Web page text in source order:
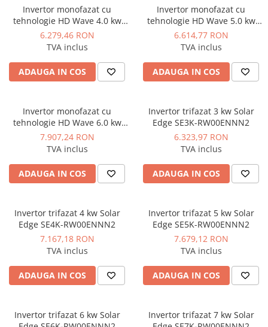
Panouri solare plane
Pachete complete panouri solare
Echipamente pentru panouri
Panouri solare fotovoltaice
Aparate de aer conditionat
Perdele de aer
Ventiloconvectoare si sisteme VRF
Chillere
Rooftop-uri pentru racire si
Dulapuri pentru climatizare
Unitati motocondensante
Sisteme evaporative de climatizare
Ventilatoare pentru baie
Ventilatoare pentru tubulatura
Recuperatoare de caldura
Invertor monofazat cu
tehnologie HD Wave 4.0 kw
Solar Edge SE4000H
6.279,46 RON
TVA inclus
ADAUGA IN COS
Invertor monofazat cu
tehnologie HD Wave 5.0 kw
Solar Edge SE5000H
6.614,77 RON
TVA inclus
ADAUGA IN COS
Invertor monofazat cu
tehnologie HD Wave 6.0 kw
Solar Edge SE6000H
7.907,24 RON
TVA inclus
ADAUGA IN COS
Invertor trifazat 3 kw Solar
Edge SE3K-RW00ENNN2
6.323,97 RON
TVA inclus
ADAUGA IN COS
Invertor trifazat 4 kw Solar
Edge SE4K-RW00ENNN2
7.167,18 RON
TVA inclus
ADAUGA IN COS
Invertor trifazat 5 kw Solar
Edge SE5K-RW00ENNN2
7.679,12 RON
TVA inclus
ADAUGA IN COS
Invertor trifazat 6 kw Solar
Invertor trifazat 7 kw Solar